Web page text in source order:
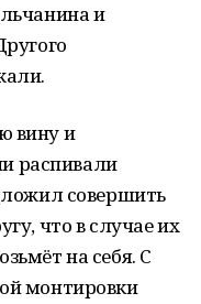
и
вину и
распивали
совершить
что в случае их
на себя. С
монтировки